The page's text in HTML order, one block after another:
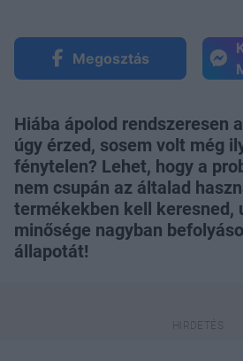
Megosztás
Hiába ápolod rendszeresen
úgy érzed, sosem volt még
fénytelen? Lehet, hogy a
nem csupán az általad
termékekben kell keresned,
minősége nagyban
állapotát!